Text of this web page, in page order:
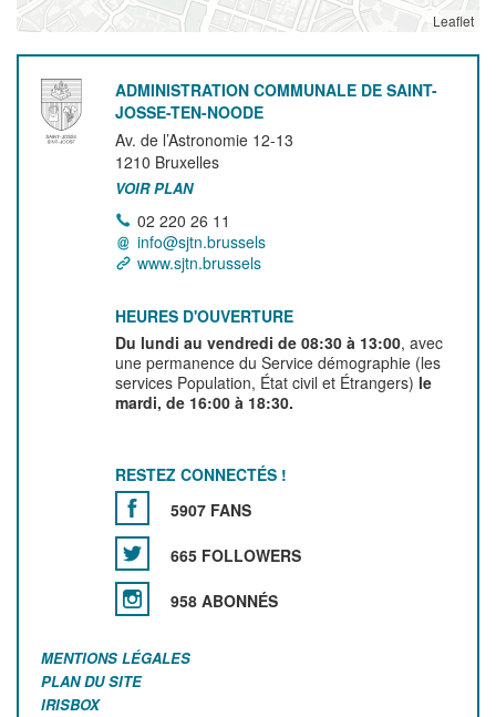
Leaflet
ADMINISTRATION COMMUNALE DE SAINT-
JOSSE-TEN-NOODE
Av. de l’Astronomie 12-13
1210 Bruxelles
VOIR PLAN
02 220 26 11
info@sjtn.brussels
www.sjtn.brussels
HEURES D'OUVERTURE
Du lundi au vendredi de 08:30 à 13:00, avec
une permanence du Service démographie (les
services Population, État civil et Étrangers) le
mardi, de 16:00 à 18:30.
RESTEZ CONNECTÉS !
5907 FANS
665 FOLLOWERS
958 ABONNÉS
MENTIONS LÉGALES
PLAN DU SITE
IRISBOX